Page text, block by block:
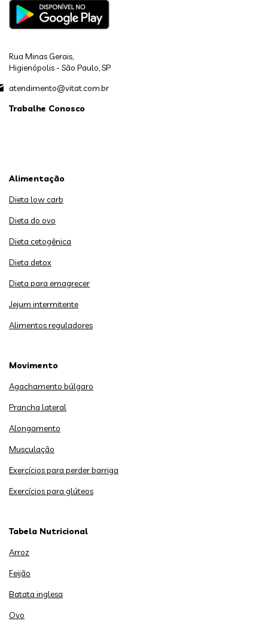
Rua Minas Gerais,
Higienópolis - São Paulo, SP
atendimento@vitat.com.br
Trabalhe Conosco
Alimentação
Dieta low carb
Dieta do ovo
Dieta cetogênica
Dieta detox
Dieta para emagrecer
Jejum intermitente
Alimentos reguladores
Movimento
Agachamento búlgaro
Prancha lateral
Alongamento
Musculação
Exercícios para perder barriga
Exercícios para glúteos
Tabela Nutricional
Arroz
Feijão
Batata inglesa
Ovo